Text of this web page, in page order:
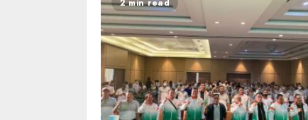
2 min read